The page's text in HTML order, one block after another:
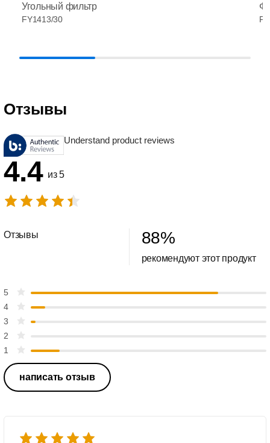
Угольный фильтр
FY1413/30
Отзывы
Understand product reviews
4.4 из 5
Отзывы 88%
рекомендуют этот продукт
5
4
3
2
1
написать отзыв